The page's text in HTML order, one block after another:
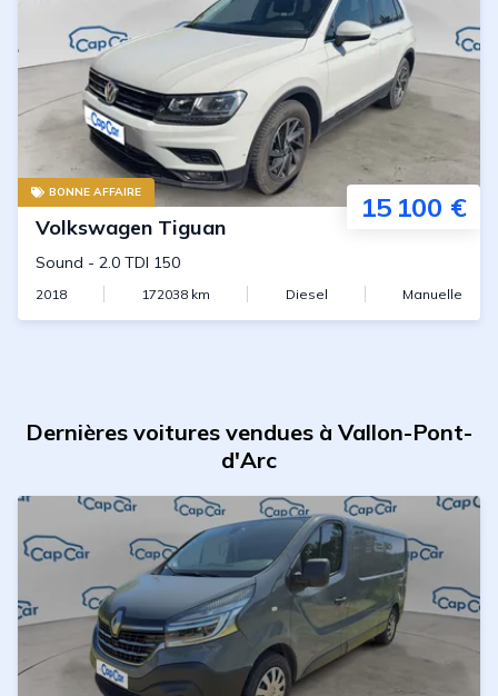
BONNE AFFAIRE 15 100 €
Volkswagen Tiguan
Sound - 2.0 TDI 150
2018 172038 km Diesel Manuelle
Dernières voitures vendues à Vallon-Pont-
d'Arc